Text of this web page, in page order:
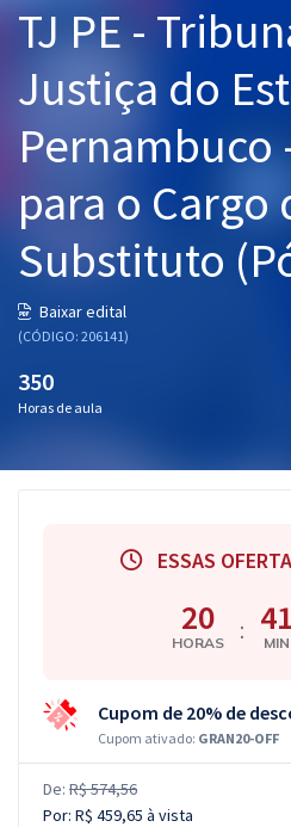
Cursos 20% OFF
Pós
Graduação
OAB
Mentorias
Questões grátis
Blog
TJ PE -
Justiça do
Pernambuco
para o Cargo
Substituto
Baixar edital
(CÓDIGO: 206141)
350
Horas de aula
ESSAS
20
HORAS : 41
MIN
Cupom de 20% de
Cupom ativado: GRAN20-OFF
De: R$ 574,56
Por: R$ 459,65 à vista